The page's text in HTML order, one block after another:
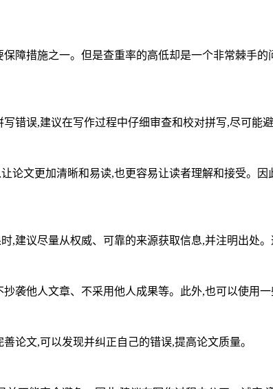
障措施之一。但是查重率的高低却是一个非常棘手
错误,建议在写作过程中仔细审查和校对拼写,尽可能
论文更加清晰和易读,也更容易让读者理解和接受。
,建议尽量从权威、可靠的来源获取信息,并注明出处
袭他人文章、不采用他人成果等。此外,也可以使用
论文,可以发现并纠正自己的错误,提高论文质量。